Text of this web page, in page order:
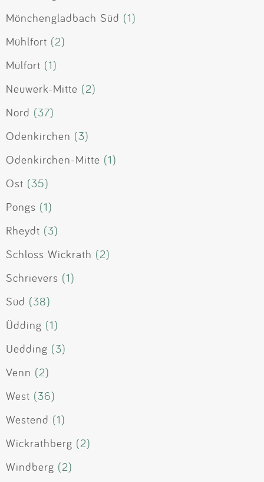
Mönchengladbach Süd (1)
Mühlfort (2)
Mülfort (1)
Neuwerk-Mitte (2)
Nord (37)
Odenkirchen (3)
Odenkirchen-Mitte (1)
Ost (35)
Pongs (1)
Rheydt (3)
Schloss Wickrath (2)
Schrievers (1)
Süd (38)
Üdding (1)
Uedding (3)
Venn (2)
West (36)
Westend (1)
Wickrathberg (2)
Windberg (2)